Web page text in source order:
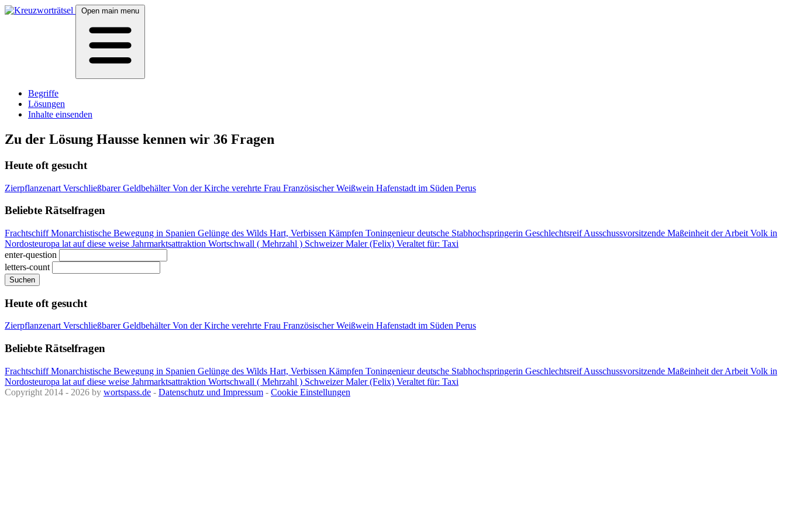
Open main menu
Begriffe
Lösungen
Inhalte einsenden
Zu der Lösung Hausse kennen wir 36 Fragen
Heute oft gesucht
Zierpflanzenart Verschließbarer GeldbehälterVon der Kirche verehrte Frau Französischer Weißwein Hafenstadt im Süden Perus
Beliebte Rätselfragen
FrachtschiffMonarchistische Bewegung in Spanien Gelünge des Wilds Hart, Verbissen Kämpfen Toningenieurdeutsche Stabhochspringerin GeschlechtsreifAusschussvorsitzende Maßeinheit der Arbeit Volk in
Nordosteuropa lat auf diese weise Jahrmarktsattraktion Wortschwall ( Mehrzahl ) Schweizer Maler (Felix) Veraltet für: Taxi
enter-question
letters-count
Suchen
Heute oft gesucht
ZierpflanzenartVerschließbarer GeldbehälterVon der Kirche verehrte Frau Französischer Weißwein Hafenstadt im Süden Perus
Beliebte Rätselfragen
FrachtschiffMonarchistische Bewegung in Spanien Gelünge des Wilds Hart, Verbissen Kämpfen Toningenieurdeutsche Stabhochspringerin GeschlechtsreifAusschussvorsitzende Maßeinheit der Arbeit Volk in
Nordosteuropa lat auf diese weise Jahrmarktsattraktion Wortschwall ( Mehrzahl ) Schweizer Maler (Felix) Veraltet für: Taxi
Copyright 2014 - 2026 by wortspass.de - Datenschutz und Impressum - Cookie Einstellungen